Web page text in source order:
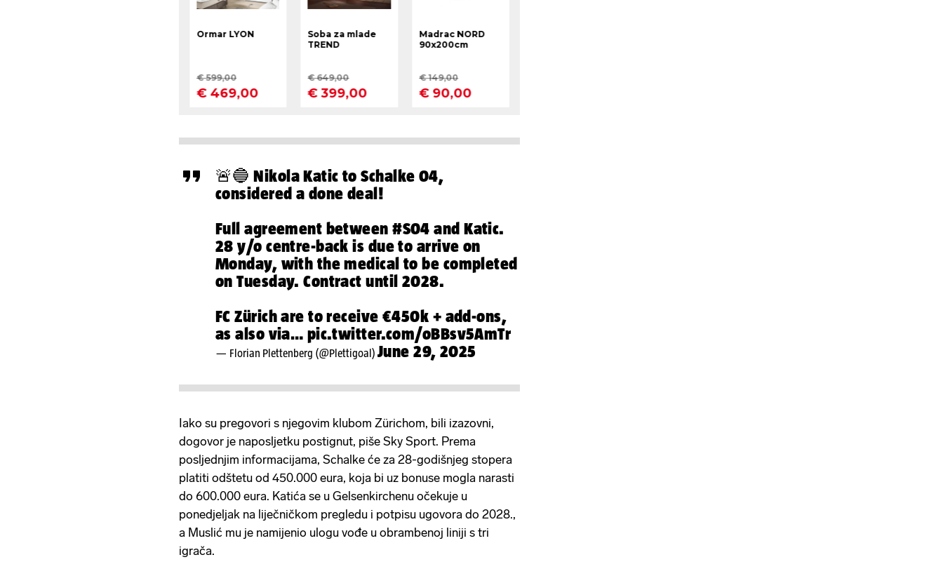
🚨🔵 Nikola Katic to Schalke 04,
considered a done deal!
Full agreement between#S04 and Katic.
28 y/o centre-back is due to arrive on
Monday, with the medical to be completed
on Tuesday. Contract until 2028.
FC Zürich are to receive €450k + add-ons,
as also via… pic.twitter.com/oBBsv5AmTr
— Florian Plettenberg (@Plettigoal) June 29, 2025
Iako su pregovori s njegovim klubom Zürichom, bili izazovni,
dogovor je naposljetku postignut, piše Sky Sport. Prema
posljednjim informacijama, Schalke će za 28-godišnjeg stopera
platiti odštetu od 450.000 eura, koja bi uz bonuse mogla narasti
do 600.000 eura. Katića se u Gelsenkirchenu očekuje u
ponedjeljak na liječničkom pregledu i potpisu ugovora do 2028.,
a Muslić mu je namijenio ulogu vođe u obrambenoj liniji s tri
igrača.